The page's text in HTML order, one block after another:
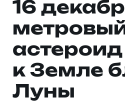
16
к Земле
Луны